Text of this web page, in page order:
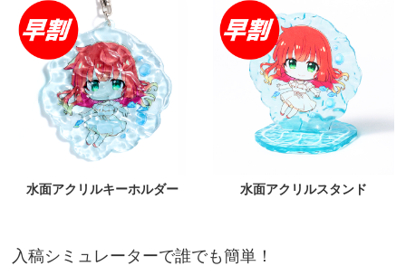
水面アクリルキーホルダー 水面アクリルスタンド
入稿シミュレーターで誰でも簡単！